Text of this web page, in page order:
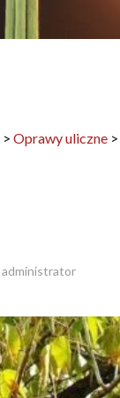
> Oprawy uliczne >
administrator